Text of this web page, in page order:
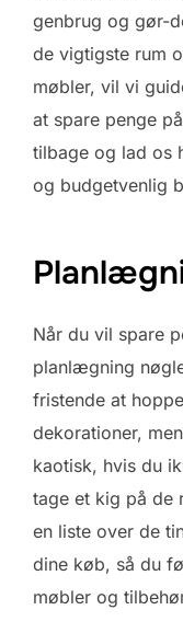
genbrug og gør-
de vigtigste rum
møbler, vil vi
at spare penge
tilbage og lad os
og budgetvenlig
Når du vil spare
planlægning
fristende at
dekorationer,
kaotisk, hvis du
tage et kig på de
en liste over de
dine køb, så du
møbler og